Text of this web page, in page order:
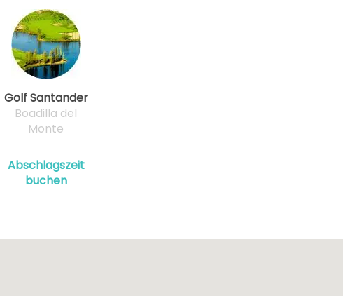
Golf Santander
Boadilla del
Monte
Abschlagszeit
buchen